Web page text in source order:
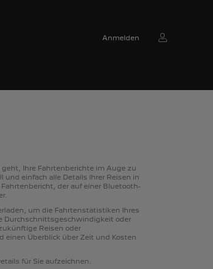
Anmelden
Ihre Fahrtenberichte im Auge zu
einfach alle Details Ihrer Reisen in
der auf einer Bluetooth-
um die Fahrtenstatistiken Ihres
Durchschnittsgeschwindigkeit oder
Reisen oder
Überblick über Zeit und Kosten
für Sie aufzeichnen.